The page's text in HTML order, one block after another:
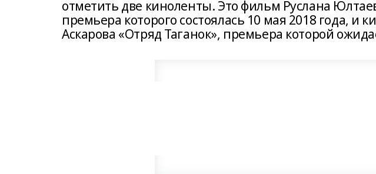
отметить две киноленты. Это фильм Руслана
премьера которого состоялась 10 мая 2018 года, и
Аскарова «Отряд Таганок», премьера которой